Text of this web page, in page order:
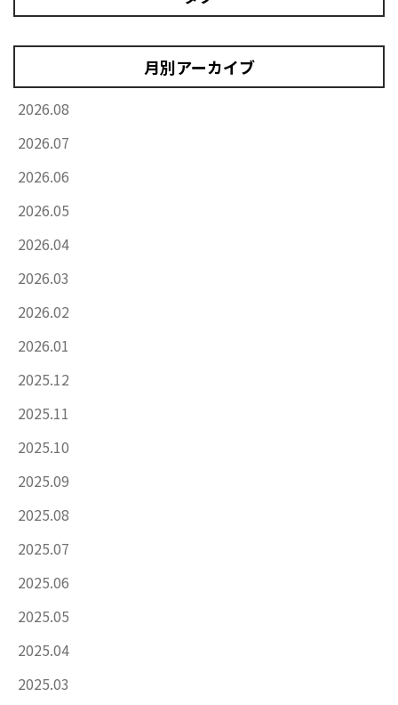
月別アーカイブ
2026.08
2026.07
2026.06
2026.05
2026.04
2026.03
2026.02
2026.01
2025.12
2025.11
2025.10
2025.09
2025.08
2025.07
2025.06
2025.05
2025.04
2025.03